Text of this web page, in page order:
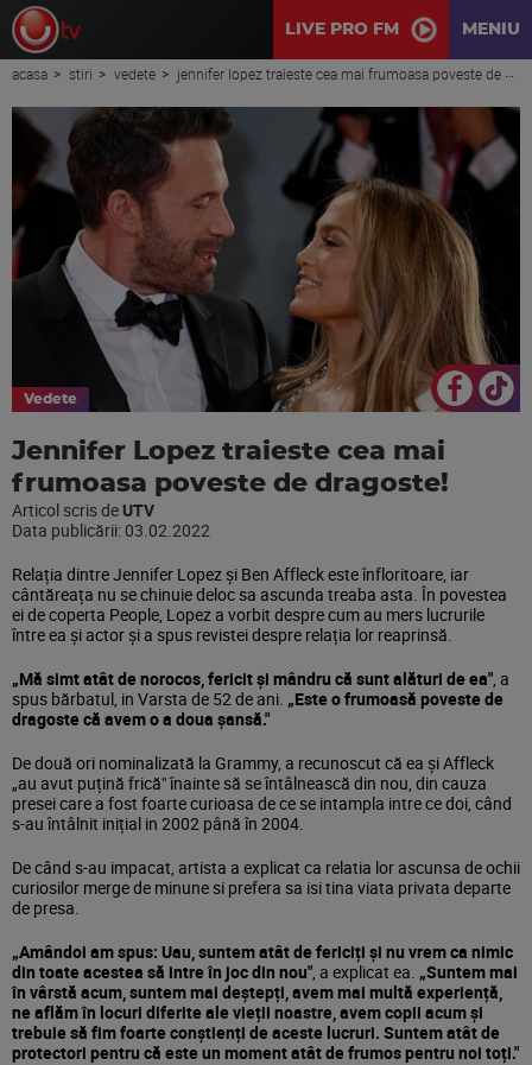
LIVE PRO FM MENIU
acasa stiri vedete jennifer lopez traieste cea mai frumoasa poveste de dragoste!
Vedete
Jennifer Lopez traieste cea mai
frumoasa poveste de dragoste!
Articol scris de UTV
Data publicării: 03.02.2022
Relația dintre Jennifer Lopez și Ben Affleck este înfloritoare, iar
cântăreața nu se chinuie deloc sa ascunda treaba asta. În povestea
ei de coperta People, Lopez a vorbit despre cum au mers lucrurile
între ea și actor și a spus revistei despre relația lor reaprinsă.
„Mă simt atât de norocos, fericit și mândru că sunt alături de ea" , a
spus bărbatul, in Varsta de 52 de ani. „Este o frumoasă poveste de
dragoste că avem o a doua șansă."
De două ori nominalizată la Grammy, a recunoscut că ea și Affleck
„au avut puțină frică" înainte să se întâlnească din nou, din cauza
presei care a fost foarte curioasa de ce se intampla intre ce doi, când
s-au întâlnit inițial in 2002 până în 2004.
De când s-au impacat, artista a explicat ca relatia lor ascunsa de ochii
curiosilor merge de minune si prefera sa isi tina viata privata departe
de presa.
„Amândoi am spus: Uau, suntem atât de fericiți și nu vrem ca nimic
din toate acestea să intre în joc din nou" , a explicat ea. „Suntem mai
în vârstă acum, suntem mai deștepți, avem mai multă experiență,
ne aflăm în locuri diferite ale vieții noastre, avem copii acum și
trebuie să fim foarte conștienți de aceste lucruri. Suntem atât de
protectori pentru că este un moment atât de frumos pentru noi toți."